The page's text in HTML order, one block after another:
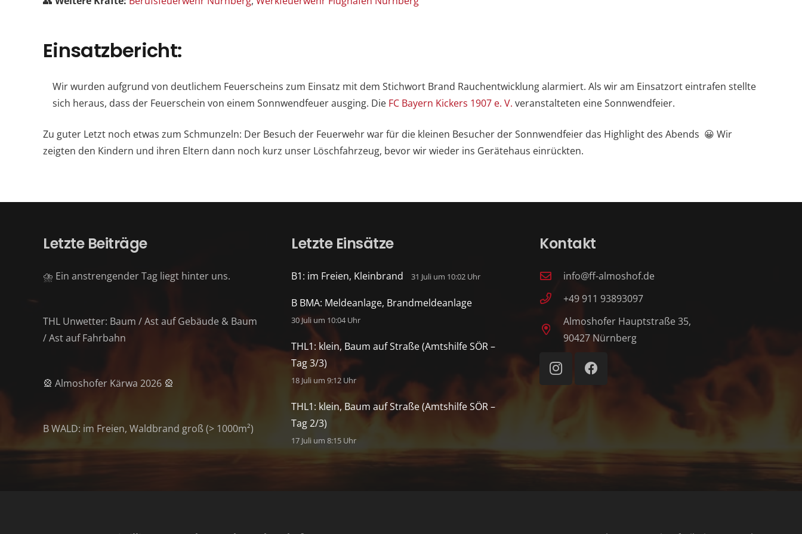
Einsatzbericht:
Wir wurden aufgrund von deutlichem Feuerscheins zum Einsatz mit dem Stichwort Brand Rauchentwicklung alarmiert. Als wir am Einsatzort eintrafen stellte
sich heraus, dass der Feuerschein von einem Sonnwendfeuer ausging. Die FC Bayern Kickers 1907 e. V. veranstalteten eine Sonnwendfeier.
Zu guter Letzt noch etwas zum Schmunzeln: Der Besuch der Feuerwehr war für die kleinen Besucher der Sonnwendfeier das Highlight des Abends 😀 Wir
zeigten den Kindern und ihren Eltern dann noch kurz unser Löschfahrzeug, bevor wir wieder ins Gerätehaus einrückten.
Letzte Beiträge
⛈️ Ein anstrengender Tag liegt hinter uns.
THL Unwetter: Baum / Ast auf Gebäude & Baum
/ Ast auf Fahrbahn
🎡 Almoshofer Kärwa 2026 🎡
B WALD: im Freien, Waldbrand groß (> 1000m²)
Letzte Einsätze
B1: im Freien, Kleinbrand 31 Juli um 10:02 Uhr
B BMA: Meldeanlage, Brandmeldeanlage
30 Juli um 10:04 Uhr
THL1: klein, Baum auf Straße (Amtshilfe SÖR –
Tag 3/3)
18 Juli um 9:12 Uhr
THL1: klein, Baum auf Straße (Amtshilfe SÖR –
Tag 2/3)
17 Juli um 8:15 Uhr
Kontakt
info@ff-almoshof.de
+49 911 93893097
Almoshofer Hauptstraße 35,
90427 Nürnberg